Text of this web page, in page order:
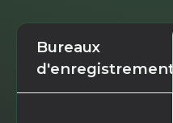
Bureaux
d'enregistrement